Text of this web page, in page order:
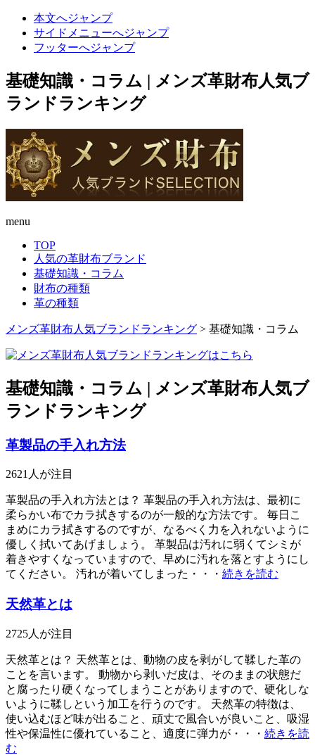
本文へジャンプ
サイドメニューへジャンプ
フッターへジャンプ
基礎知識・コラム | メンズ革財布人気ブ
ランドランキング
menu
TOP
人気の革財布ブランド
基礎知識・コラム
財布の種類
革の種類
メンズ革財布人気ブランドランキング > 基礎知識・コラム
基礎知識・コラム | メンズ革財布人気ブ
ランドランキング
革製品の手入れ方法
2621 人が注目
革製品の手入れ方法とは？ 革製品の手入れ方法は、最初に
柔らかい布でカラ拭きするのが一般的な方法です。 毎日こ
まめにカラ拭きするのですが、なるべく力を入れないように
優しく拭いてあげましょう。 革製品は汚れに弱くてシミが
着きやすくなっていますので、早めに汚れを落とすようにし
てください。 汚れが着いてしまった・・・ 続きを読む
天然革とは
2725人が注目
天然革とは？ 天然革とは、動物の皮を剥がして鞣した革の
ことを言います。 動物から剥いだ皮は、そのままの状態だ
と腐ったり硬くなってしまうことがありますので、硬化しな
いように鞣しという加工を行うのです。 天然革の特徴は、
使い込むほど味が出ること、頑丈で風合いが良いこと、吸湿
性や保温性に優れていること、適度に弾力が・・・ 続きを読
む